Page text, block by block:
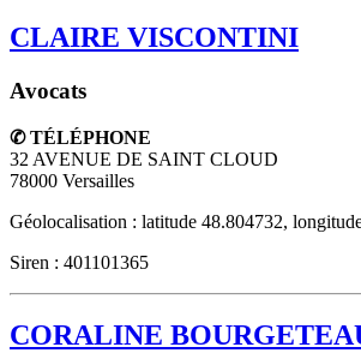
CLAIRE VISCONTINI
Avocats
✆ TÉLÉPHONE
32 AVENUE DE SAINT CLOUD
78000 Versailles
Géolocalisation : latitude 48.804732,
Siren : 401101365
CORALINE